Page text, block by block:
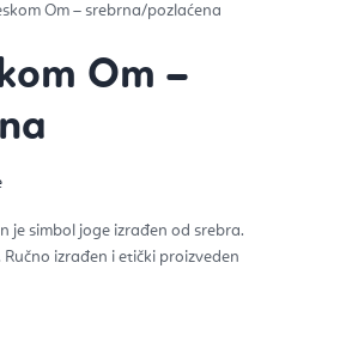
Om – srebrna/pozlaćena
Om –
je simbol joge izrađen od srebra.
izrađen i etički proizveden